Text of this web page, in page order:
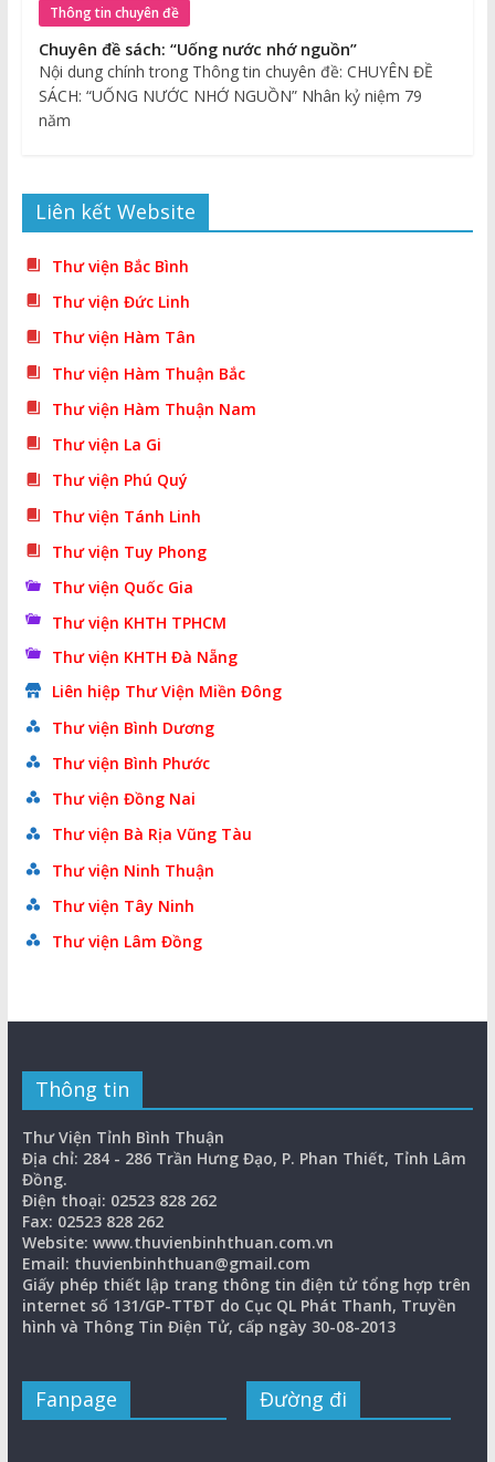
Thông tin chuyên đề
Chuyên đề sách: “Uống nước nhớ nguồn”
Nội dung chính trong Thông tin chuyên đề: CHUYÊN ĐỀ
SÁCH: “UỐNG NƯỚC NHỚ NGUỒN” Nhân kỷ niệm 79
năm
Liên kết Website
Thư viện Bắc Bình
Thư viện Đức Linh
Thư viện Hàm Tân
Thư viện Hàm Thuận Bắc
Thư viện Hàm Thuận Nam
Thư viện La Gi
Thư viện Phú Quý
Thư viện Tánh Linh
Thư viện Tuy Phong
Thư viện Quốc Gia
Thư viện KHTH TPHCM
Thư viện KHTH Đà Nẵng
Liên hiệp Thư Viện Miền Đông
Thư viện Bình Dương
Thư viện Bình Phước
Thư viện Đồng Nai
Thư viện Bà Rịa Vũng Tàu
Thư viện Ninh Thuận
Thư viện Tây Ninh
Thư viện Lâm Đồng
Thông tin
Thư Viện Tỉnh Bình Thuận
Địa chỉ: 284 - 286 Trần Hưng Đạo, P. Phan Thiết, Tỉnh Lâm
Đồng.
Điện thoại: 02523 828 262
Fax: 02523 828 262
Website: www.thuvienbinhthuan.com.vn
Email: thuvienbinhthuan@gmail.com
Giấy phép thiết lập trang thông tin điện tử tổng hợp trên
internet số 131/GP-TTĐT do Cục QL Phát Thanh, Truyền
hình và Thông Tin Điện Tử, cấp ngày 30-08-2013
Fanpage Đường đi